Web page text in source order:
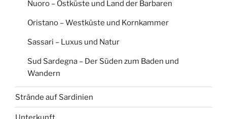
Nuoro – Ostküste und Land der Barbaren
Oristano – Westküste und Kornkammer
Sassari – Luxus und Natur
Sud Sardegna – Der Süden zum Baden und
Wandern
Strände auf Sardinien